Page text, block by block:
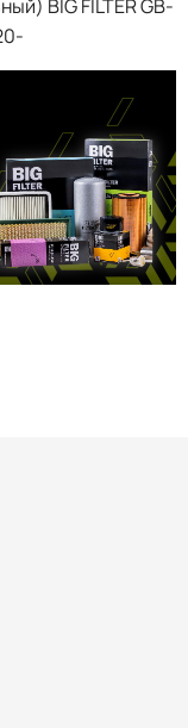
BIG FILTER GB-